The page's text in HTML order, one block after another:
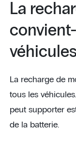
La
La recharge de
tous les
peut supporter
de la batterie.